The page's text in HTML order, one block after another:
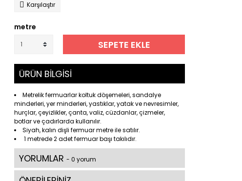
Karşılaştır
metre
SEPETE EKLE
ÜRÜN BİLGİSİ
Metrelik fermuarlar koltuk döşemeleri, sandalye
minderleri, yer minderleri, yastıklar, yatak ve nevresimler,
hurçlar, çeyizlikler, çanta, valiz, cüzdanlar, çizmeler,
botlar ve çadırlarda kullanılır.
Siyah, kalın dişli fermuar metre ile satılır.
1 metrede 2 adet fermuar başı takılıdır.
YORUMLAR - 0 yorum